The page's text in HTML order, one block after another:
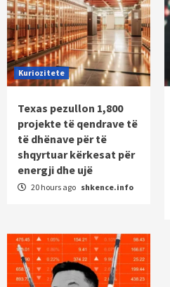
Kuriozitete
Texas pezullon 1,800
projekte të qendrave të
të dhënave për të
shqyrtuar kërkesat për
energji dhe ujë
20 hours ago shkence.info